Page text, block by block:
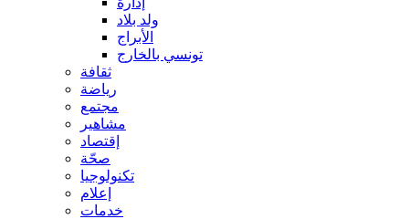
ولد بلاد
الأبراج
تونسي بالخارج
ثقافة
رياضة
مجتمع
مشاهير
إقتصاد
صحّة
تكنولوجيا
إعلام
خدمات